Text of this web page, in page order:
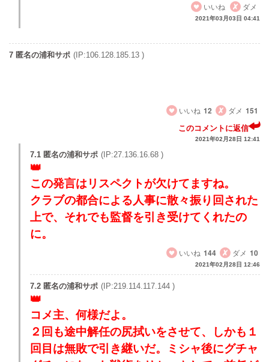
いいね
ダメ
2021年03月03日 04:41
7 匿名の浦和サポ (IP:106.128.185.13 )
いいね 12 ダメ 151
このコメントに返信
2021年02月28日 12:41
7.1 匿名の浦和サポ (IP:27.136.16.68 )
この発言はリスペクトが欠けてますね。
クラブの都合による人事に散々振り回された
上で、それでも監督を引き受けてくれたの
に。
いいね 144 ダメ 10
2021年02月28日 12:46
7.2 匿名の浦和サポ (IP:219.114.117.144 )
コメ主、何様だよ。
２回も途中解任の尻拭いをさせて、しかも１
回目は無敗で引き継いだ。ミシャ後にグチャ